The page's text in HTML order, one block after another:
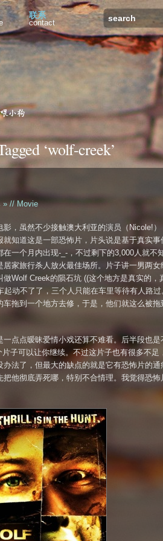
联系
contact
‘wolf-creek’
»// Movie
，虽然不少接触澳大利亚的演员（Nicole!）
知道这是一部恐怖片，片头说是基于真实事
一个月内出现-_-，不过剩下的3,000人就不
家旅行杀人放火最佳场所。片子讲一男两女
Wolf Creek的陨石坑 ((这个地方是真实的，
起动不了了，三个人只能在车里等待有人路过
拖到一个地方去修，于是，他们就这么被拖
点点暧昧爱情小戏还算不难看。后半段也是
子可以让你继续。不过这片子也有很多不足
法了，但最大的缺点的就是它有恐怖片的通
他彻底弄死哪，特别不合情理。我觉得恐怖